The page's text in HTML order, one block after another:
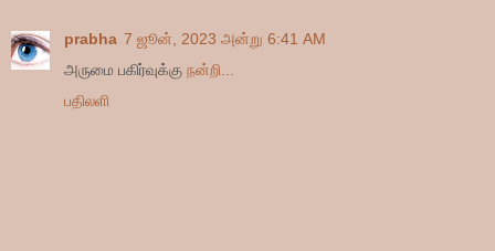
prabha 7 ஜூன், 2023 அன்று 6:41 AM
அருமை பகிர்வுக்கு நன்றி...
பதிலளி